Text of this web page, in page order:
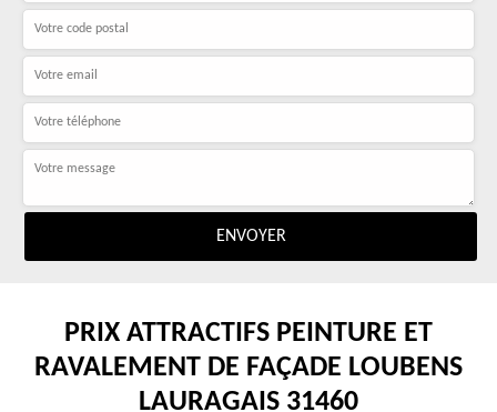
PRIX ATTRACTIFS PEINTURE ET
RAVALEMENT DE FAÇADE LOUBENS
LAURAGAIS 31460